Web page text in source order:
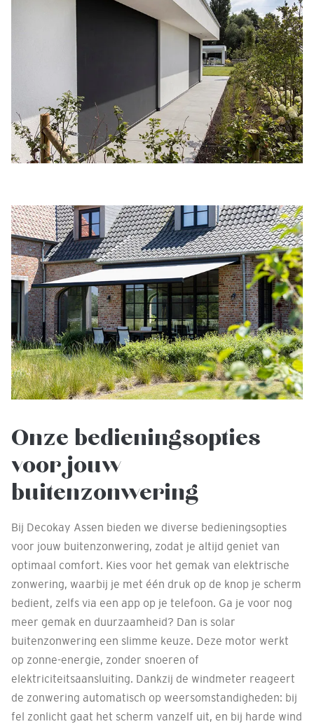
Onze bedieningsopties
voor jouw
buitenzonwering
Bij Decokay Assen bieden we diverse bedieningsopties
voor jouw buitenzonwering, zodat je altijd geniet van
optimaal comfort. Kies voor het gemak van elektrische
zonwering, waarbij je met één druk op de knop je scherm
bedient, zelfs via een app op je telefoon. Ga je voor nog
meer gemak en duurzaamheid? Dan is solar
buitenzonwering een slimme keuze. Deze motor werkt
op zonne-energie, zonder snoeren of
elektriciteitsaansluiting. Dankzij de windmeter reageert
de zonwering automatisch op weersomstandigheden: bij
fel zonlicht gaat het scherm vanzelf uit, en bij harde wind